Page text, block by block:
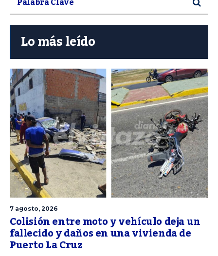
Lo más leído
7 agosto, 2026
Colisión entre moto y vehículo deja un
fallecido y daños en una vivienda de
Puerto La Cruz